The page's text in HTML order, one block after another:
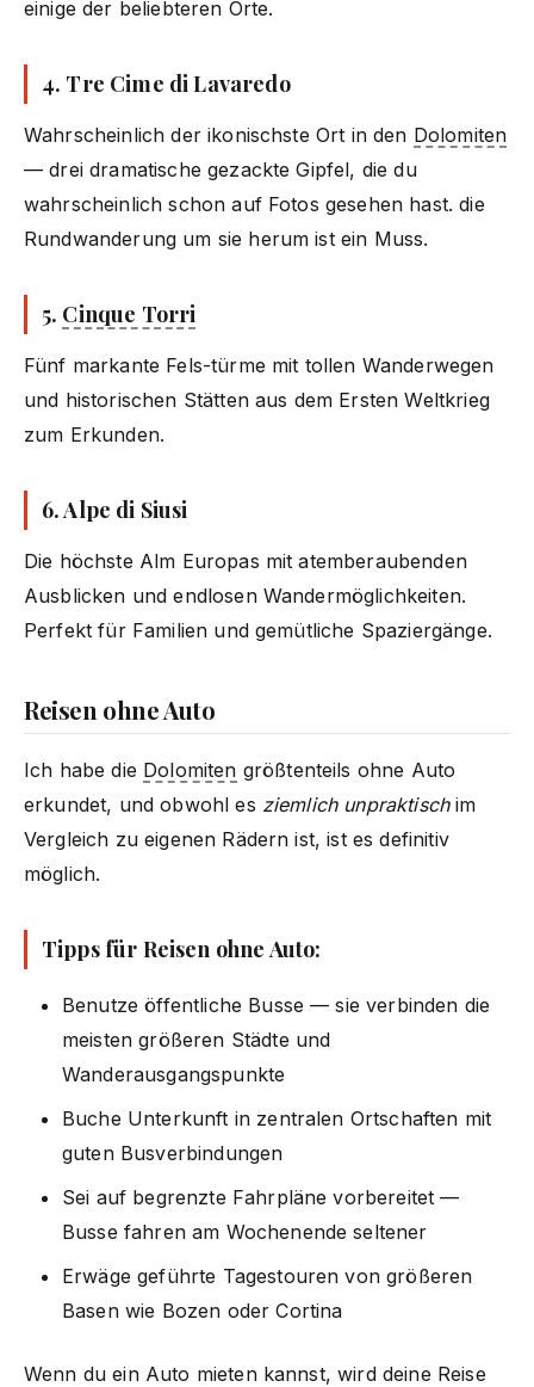
einige der beliebteren Orte.
4. Tre Cime di Lavaredo
Wahrscheinlich der ikonischste Ort in den Dolomiten
— drei dramatische gezackte Gipfel, die du
wahrscheinlich schon auf Fotos gesehen hast. die
Rundwanderung um sie herum ist ein Muss.
5. Cinque Torri
Fünf markante Fels-türme mit tollen Wanderwegen
und historischen Stätten aus dem Ersten Weltkrieg
zum Erkunden.
6.Alpe di Siusi
Die höchste Alm Europas mit atemberaubenden
Ausblicken und endlosen Wandermöglichkeiten.
Perfekt für Familien und gemütliche Spaziergänge.
Reisen ohne Auto
Ich habe die Dolomiten größtenteils ohne Auto
erkundet, und obwohl es ziemlich unpraktischim
Vergleich zu eigenen Rädern ist, ist es definitiv
möglich.
Tipps für Reisen ohne Auto:
Benutze öffentliche Busse — sie verbinden die
meisten größeren Städte und
Wanderausgangspunkte
Buche Unterkunft in zentralen Ortschaften mit
guten Busverbindungen
Sei auf begrenzte Fahrpläne vorbereitet —
Busse fahren am Wochenende seltener
Erwäge geführte Tagestouren von größeren
Basen wie Bozen oder Cortina
Wenn du ein Auto mieten kannst, wird deine Reise